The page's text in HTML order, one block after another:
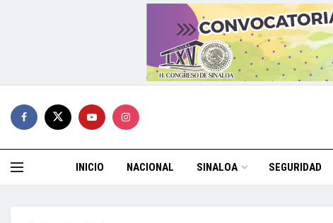
INICIO NACIONAL SINALOA SEGURIDAD